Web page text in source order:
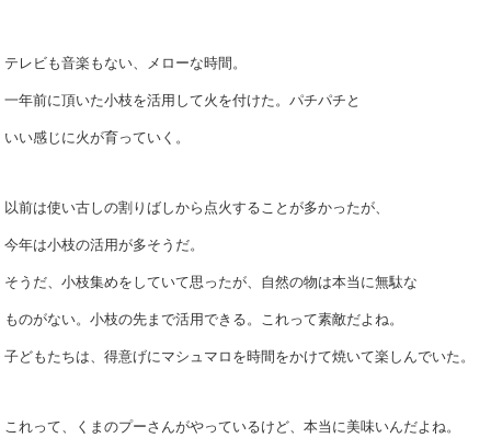
テレビも音楽もない、メローな時間。
一年前に頂いた小枝を活用して火を付けた。パチパチと
いい感じに火が育っていく。
以前は使い古しの割りばしから点火することが多かったが、
今年は小枝の活用が多そうだ。
そうだ、小枝集めをしていて思ったが、自然の物は本当に無駄な
ものがない。小枝の先まで活用できる。これって素敵だよね。
子どもたちは、得意げにマシュマロを時間をかけて焼いて楽しんでいた。
これって、くまのプーさんがやっているけど、本当に美味いんだよね。